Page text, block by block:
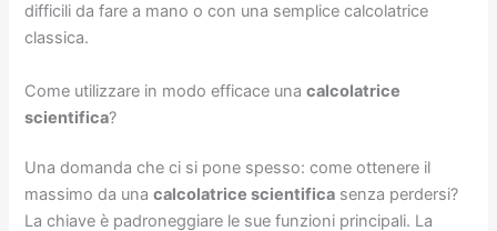
difficili da fare a mano o con una semplice calcolatrice
classica.
Come utilizzare in modo efficace unacalcolatrice
scientifica?
Una domanda che ci si pone spesso: come ottenere il
massimo da unacalcolatrice scientifica senza perdersi?
La chiave è padroneggiare le sue funzioni principali. La